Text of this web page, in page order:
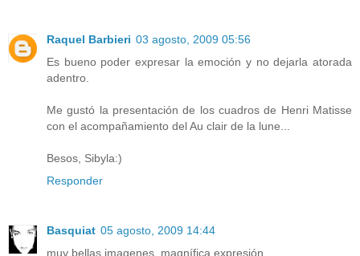
Raquel Barbieri 03 agosto, 2009 05:56
Es bueno poder expresar la emoción y no dejarla atorada
adentro.
Me gustó la presentación de los cuadros de Henri Matisse
con el acompañamiento del Au clair de la lune...
Besos, Sibyla:)
Responder
Basquiat 05 agosto, 2009 14:44
muy bellas imagenes, magnífica expresión.